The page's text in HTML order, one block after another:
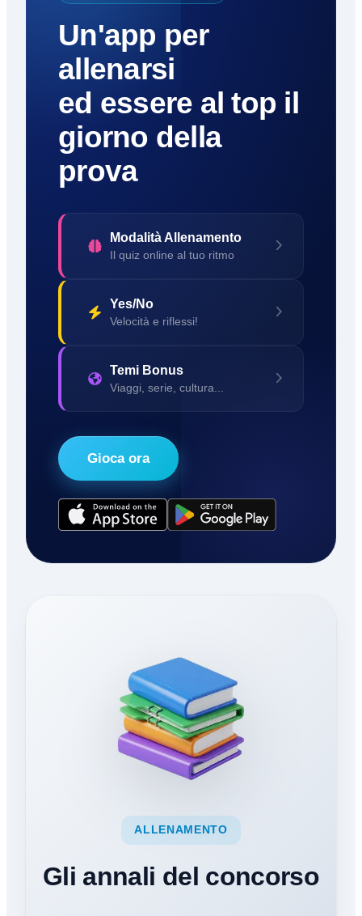
Un'app per
allenarsi
ed essere al top il
giorno della
prova
Modalità Allenamento
Il quiz online al tuo ritmo
Yes/No
Velocità e riflessi!
Temi Bonus
Viaggi, serie, cultura...
Gioca ora
ALLENAMENTO
Gli annali del concorso